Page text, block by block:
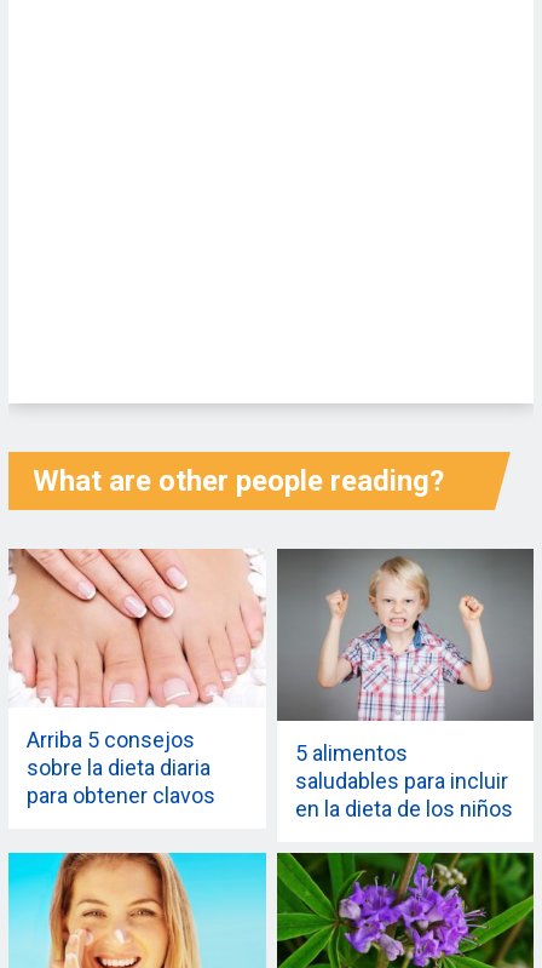
What are other people reading?
Arriba 5 consejos
sobre la dieta diaria
para obtener clavos
brillantes
5 alimentos
saludables para incluir
en la dieta de los niños